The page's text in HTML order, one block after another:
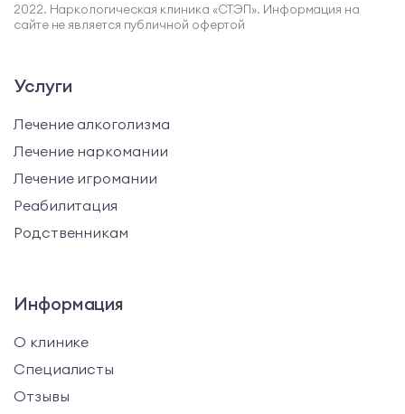
2022. Наркологическая клиника «СТЭП». Информация на
сайте не является публичной офертой
Услуги
Лечение алкоголизма
Лечение наркомании
Лечение игромании
Реабилитация
Родственникам
Информация
О клинике
Специалисты
Отзывы